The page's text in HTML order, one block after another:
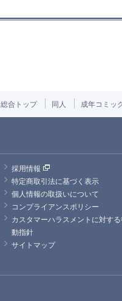
総合トップ 同人 成年コミッ
採用情報
特定商取引法に基づく表示
個人情報の取扱いについて
コンプライアンスポリシー
カスタマーハラスメントに対す
動指針
サイトマップ